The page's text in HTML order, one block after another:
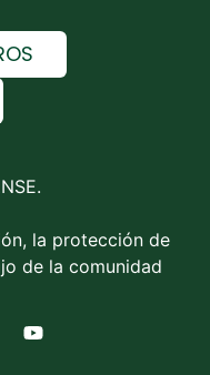
la protección de
de la comunidad